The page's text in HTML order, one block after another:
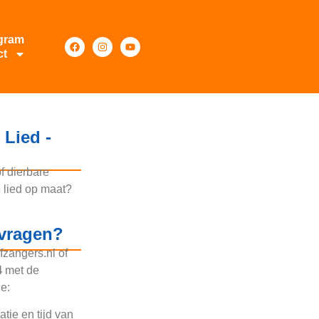
-
dierbare
lied op maat?
of
met de
en tijd van